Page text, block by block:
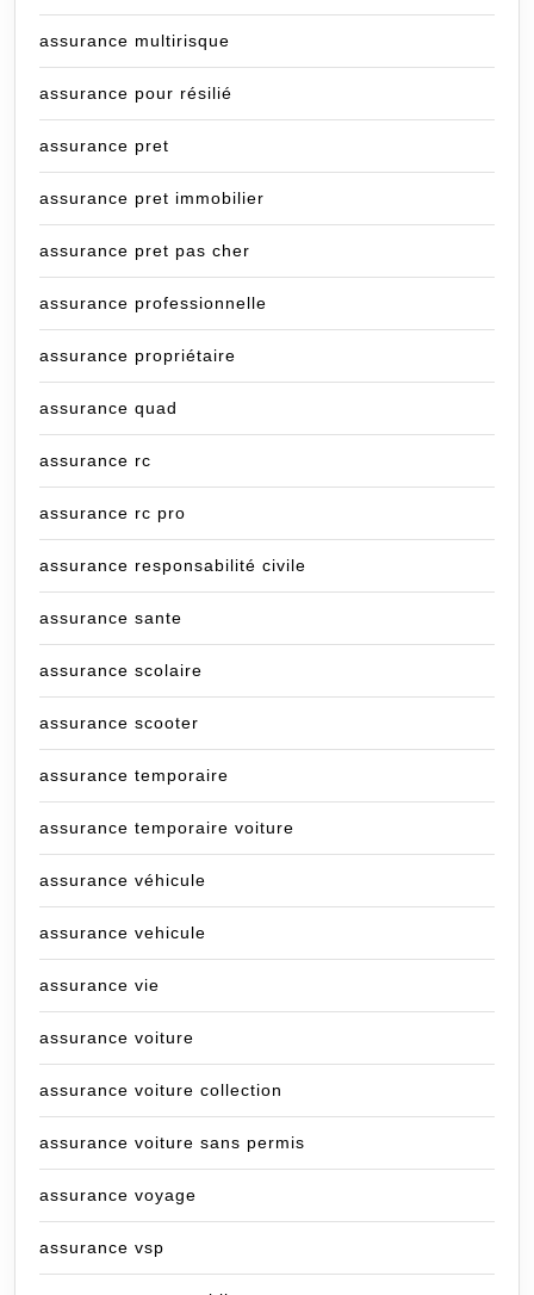
assurance multirisque
assurance pour résilié
assurance pret
assurance pret immobilier
assurance pret pas cher
assurance professionnelle
assurance propriétaire
assurance quad
assurance rc
assurance rc pro
assurance responsabilité civile
assurance sante
assurance scolaire
assurance scooter
assurance temporaire
assurance temporaire voiture
assurance véhicule
assurance vehicule
assurance vie
assurance voiture
assurance voiture collection
assurance voiture sans permis
assurance voyage
assurance vsp